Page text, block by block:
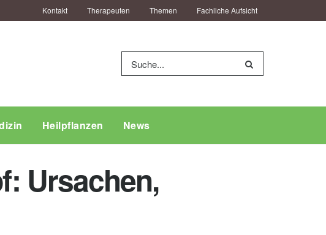
Kontakt Therapeuten Themen Fachliche Aufsicht
Heilpflanzen News
Ursachen,